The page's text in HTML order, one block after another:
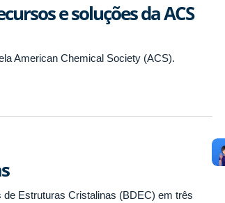
e soluções da ACS
American Chemical Society (ACS).
Estruturas Cristalinas (BDEC) em três